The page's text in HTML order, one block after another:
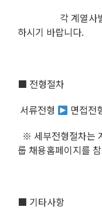
각 계열사별 입
하시기 바랍니다.
■ 전형절차
서류전형
면접전
※ 세부전형절차는
룹 채용홈페이지를
■ 기타사항